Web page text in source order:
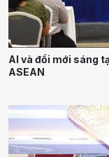
AI và đổi mới sáng
ASEAN